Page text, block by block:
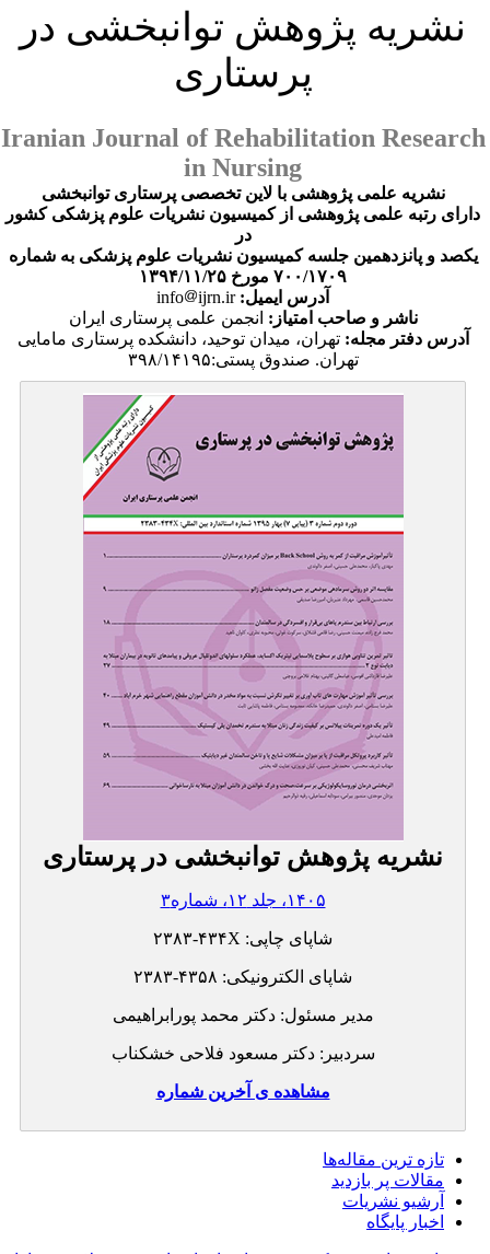
نشریه پژوهش توانبخشی در
پرستاری
Iranian Journal of Rehabilitation Research
in Nursing
نشریه علمی پژوهشی با لاین تخصصی پرستاری توانبخشی
دارای رتبه علمی پژوهشی از کمیسیون نشریات علوم پزشکی کشور
در
یکصد و پانزدهمین جلسه کمیسیون نشریات علوم پزشکی به شماره
۷۰۰/۱۷۰۹ مورخ ۱۳۹۴/۱۱/۲۵​
آدرس ایمیل:info
ijrn.ir
ناشر و صاحب امتیاز:انجمن علمی پرستاری ایران
آدرس دفتر مجله:تهران، میدان توحید، دانشکده پرستاری مامایی
تهران. صندوق پستی:۳۹۸/۱۴۱۹۵
نشریه پژوهش توانبخشی در پرستاری
۱۴۰۵، جلد ۱۲، شماره۳
شاپای چاپی: ۲۳۸۳-۴۳۴X
شاپای الکترونیکی: ۲۳۸۳-۴۳۵۸
مدیر مسئول: دکتر محمد پورابراهیمی
سردبیر: دکتر مسعود فلاحی خشکناب
مشاهده ی آخرین شماره
تازه ‌ترین مقاله‌ها
مقالات پر بازدید
آرشیو نشریات
اخبار پایگاه